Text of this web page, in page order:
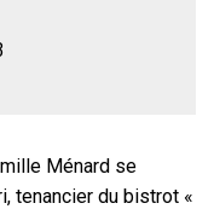
Ménard se
tenancier du bistrot «